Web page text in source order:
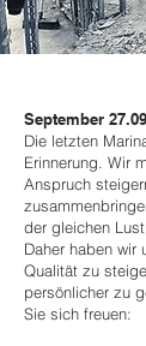
September
Die letzten
Erinnerung. Wir
Anspruch
der gleichen
Daher haben wir
Qualität zu
persönlicher zu
Sie sich freuen: